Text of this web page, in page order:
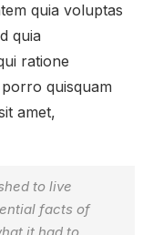
quia voluptas
quia
ratione
quisquam
amet,
to live
facts of